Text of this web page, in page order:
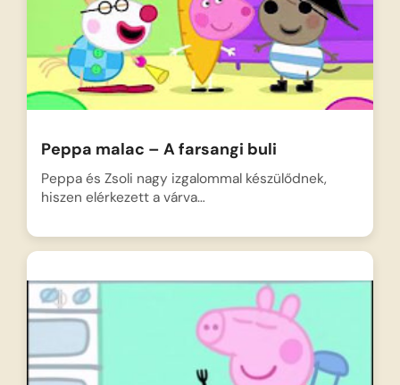
Peppa malac – A farsangi buli
Peppa és Zsoli nagy izgalommal készülődnek,
hiszen elérkezett a várva…